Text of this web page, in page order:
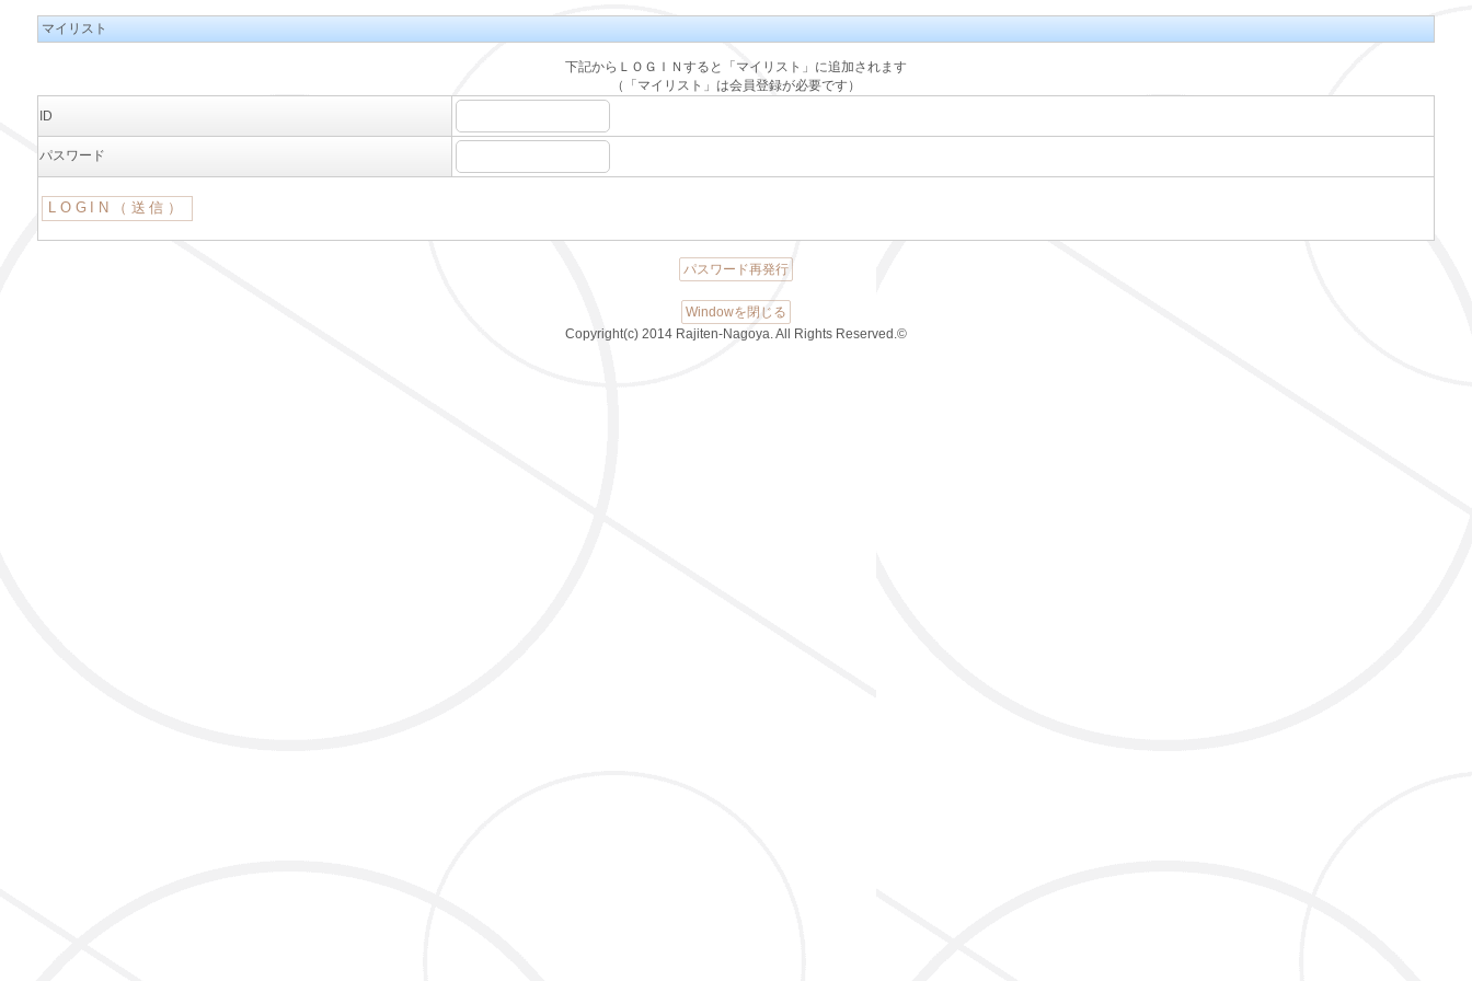
マイリスト
下記からＬＯＧＩＮすると「マイリスト」に追加されます
（「マイリスト」は会員登録が必要です）
ID
パスワード
パスワード再発行
Windowを閉じる
Copyright(c) 2014 Rajiten-Nagoya. All Rights Reserved.©